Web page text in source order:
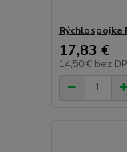
Rýchlospojka
17,83 €
14,50 € bez